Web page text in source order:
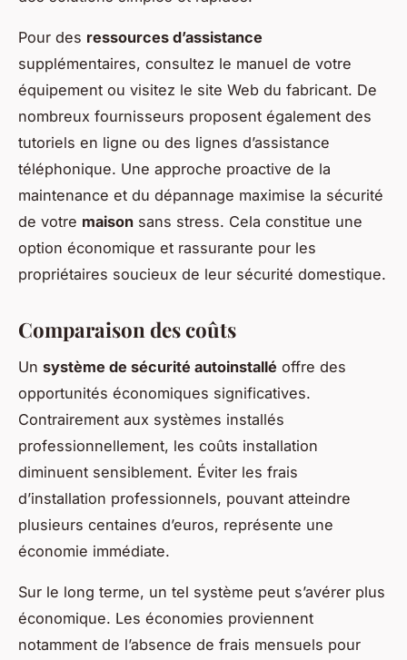
Pour des ressources d’assistance
supplémentaires, consultez le manuel de votre
équipement ou visitez le site Web du fabricant. De
nombreux fournisseurs proposent également des
tutoriels en ligne ou des lignes d’assistance
téléphonique. Une approche proactive de la
maintenance et du dépannage maximise la sécurité
de votre maison sans stress. Cela constitue une
option économique et rassurante pour les
propriétaires soucieux de leur sécurité domestique.
Comparaison des coûts
Un système de sécurité autoinstallé offre des
opportunités économiques significatives.
Contrairement aux systèmes installés
professionnellement, les coûts installation
diminuent sensiblement. Éviter les frais
d’installation professionnels, pouvant atteindre
plusieurs centaines d’euros, représente une
économie immédiate.
Sur le long terme, un tel système peut s’avérer plus
économique. Les économies proviennent
notamment de l’absence de frais mensuels pour